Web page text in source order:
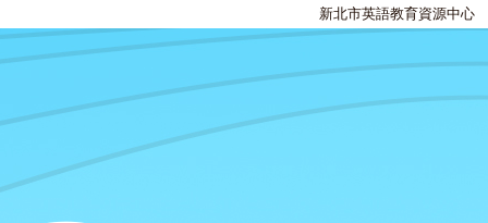
新北市英語教育資源中心